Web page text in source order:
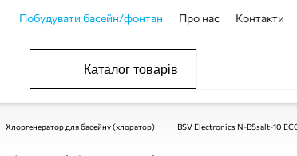
Побудувати басейн/фонтан Про нас Контакти
Каталог товарів
Хлоргенератор для басейну (хлоратор) BSV Electronics N-BSsalt-10